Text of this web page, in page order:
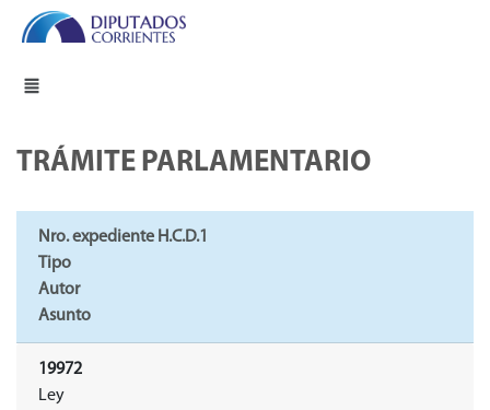
TRÁMITE PARLAMENTARIO
Nro. expediente H.C.D.1
Tipo
Autor
Asunto
19972
Ley